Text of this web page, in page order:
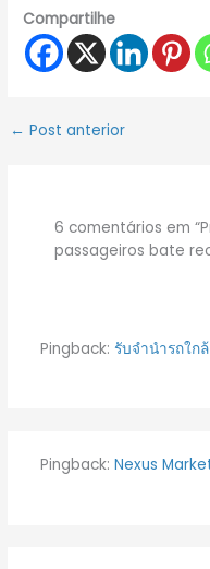
Compartilhe
← Post anterior
6 comentários em
passageiros bate
Pingback: รับจำนำรถใก
Pingback: Nexus